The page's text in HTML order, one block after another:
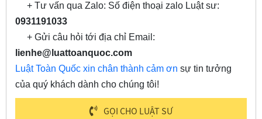
+ Tư vấn qua Zalo: Số điện thoại zalo Luật sư:
0931191033
+ Gửi câu hỏi tới địa chỉ Email:
lienhe@luattoanquoc.com
Luật Toàn Quốc xin chân thành cảm ơn sự tin tưởng
của quý khách dành cho chúng tôi!
GỌI CHO LUẬT SƯ